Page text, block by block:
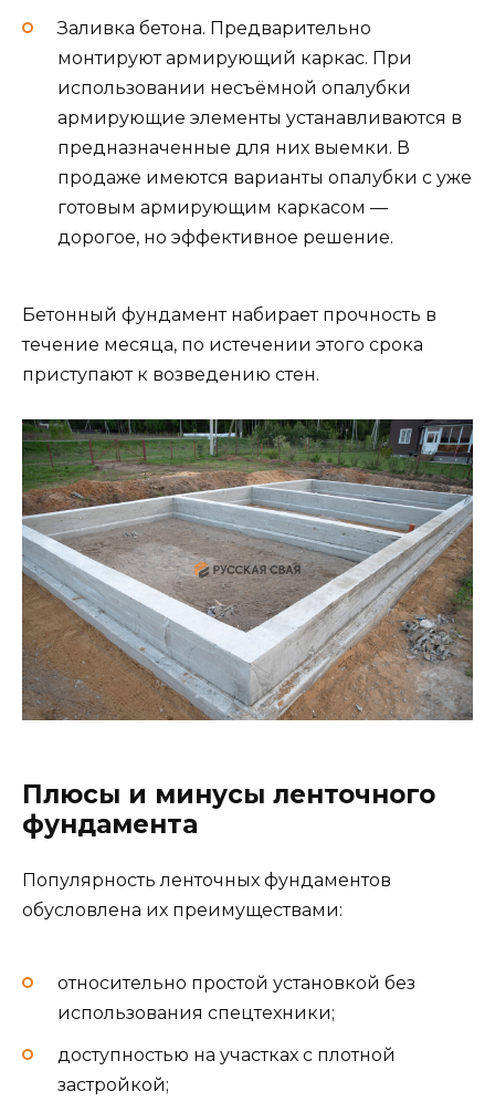
Заливка бетона. Предварительно
монтируют армирующий каркас. При
использовании несъёмной опалубки
армирующие элементы устанавливаются в
предназначенные для них выемки. В
продаже имеются варианты опалубки с уже
готовым армирующим каркасом —
дорогое, но эффективное решение.
Бетонный фундамент набирает прочность в
течение месяца, по истечении этого срока
приступают к возведению стен.
Плюсы и минусы ленточного
фундамента
Популярность ленточных фундаментов
обусловлена их преимуществами:
относительно простой установкой без
использования спецтехники;
доступностью на участках с плотной
застройкой;